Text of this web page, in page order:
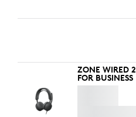
ZONE WIRED 2
FOR BUSINESS